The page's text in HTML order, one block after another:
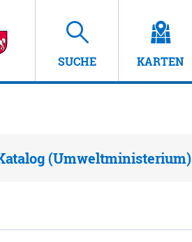
SUCHE KARTEN
(Umweltministerium)